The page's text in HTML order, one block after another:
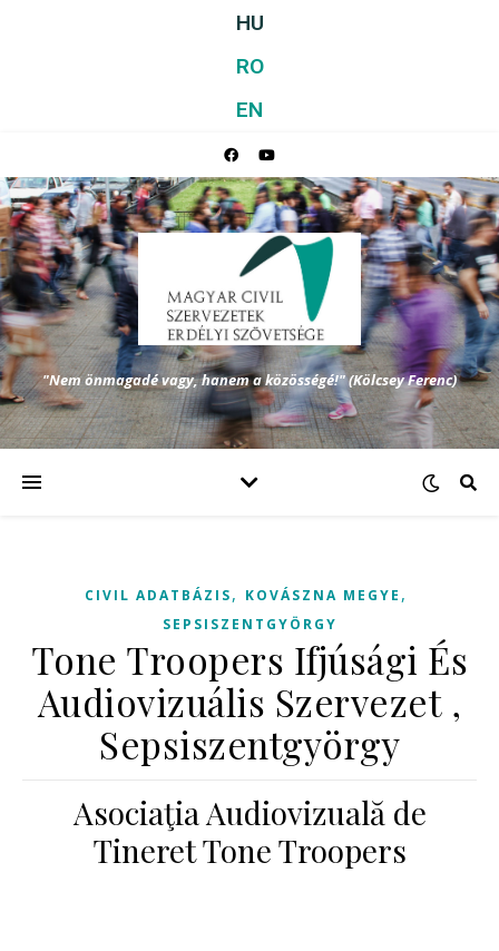
HU
RO
EN
"Nem önmagadé vagy, hanem a közösségé!" (Kölcsey Ferenc)
CIVIL ADATBÁZIS, KOVÁSZNA MEGYE ,
SEPSISZENTGYÖRGY
Tone Troopers Ifjúsági És
Audiovizuális Szervezet ,
Sepsiszentgyörgy
Asociaţia Audiovizuală de
Tineret Tone Troopers